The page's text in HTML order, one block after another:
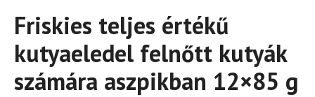
Friskies teljes értékű
kutyaeledel felnőtt kutyák
számára aszpikban 12×85 g